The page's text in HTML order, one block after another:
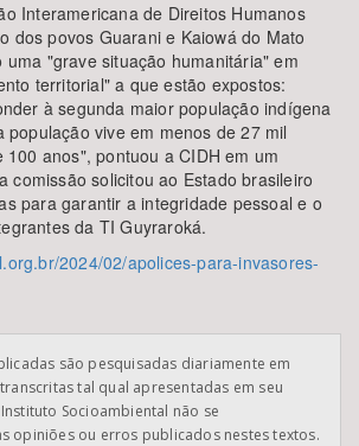
Interamericana de Direitos Humanos
dos povos Guarani e Kaiowá do Mato
uma "grave situação humanitária" em
territorial" a que estão expostos:
à segunda maior população indígena
população vive em menos de 27 mil
100 anos", pontuou a CIDH em um
comissão solicitou ao Estado brasileiro
para garantir a integridade pessoal e o
da TI Guyraroká.
2024/02/apolices-para-invasores-
são pesquisadas diariamente em
tal qual apresentadas em seu
Socioambiental não se
opiniões ou erros publicados nestes textos.